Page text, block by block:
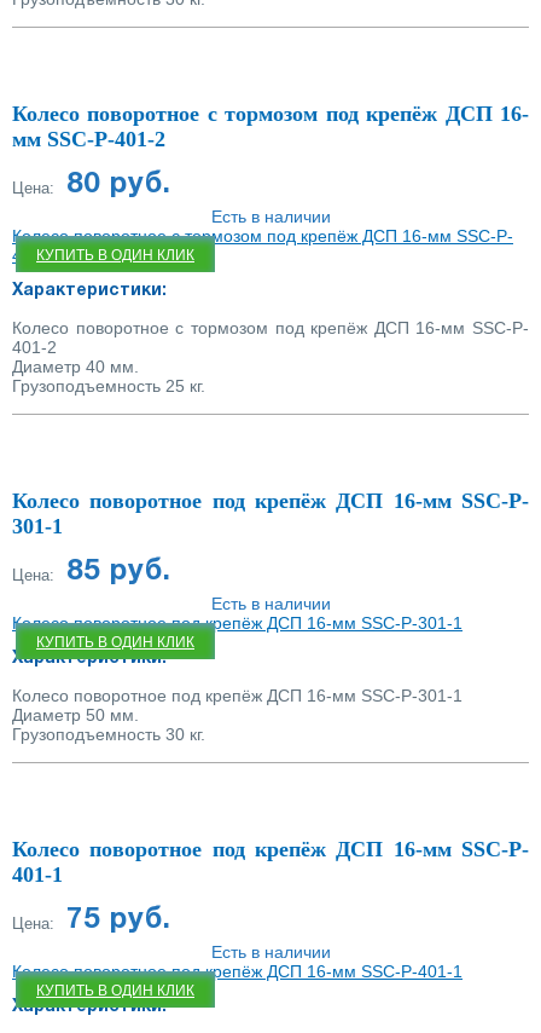
Колесо поворотное с тормозом под крепёж ДСП 16-
мм SSC-P-401-2
Цена: 80 руб.
КУПИТЬ В ОДИН КЛИК
Есть в наличии
Колесо поворотное с тормозом под крепёж ДСП 16-мм SSC-P-
401-2
Характеристики:
Колесо поворотное с тормозом под крепёж ДСП 16-мм SSC-P-
401-2
Диаметр 40 мм.
Грузоподъемность 25 кг.
Колесо поворотное под крепёж ДСП 16-мм SSC-P-
301-1
Цена: 85 руб.
КУПИТЬ В ОДИН КЛИК
Есть в наличии
Колесо поворотное под крепёж ДСП 16-мм SSC-P-301-1
Характеристики:
Колесо поворотное под крепёж ДСП 16-мм SSC-P-301-1
Диаметр 50 мм.
Грузоподъемность 30 кг.
Колесо поворотное под крепёж ДСП 16-мм SSC-P-
401-1
Цена: 75 руб.
КУПИТЬ В ОДИН КЛИК
Есть в наличии
Колесо поворотное под крепёж ДСП 16-мм SSC-P-401-1
Характеристики: